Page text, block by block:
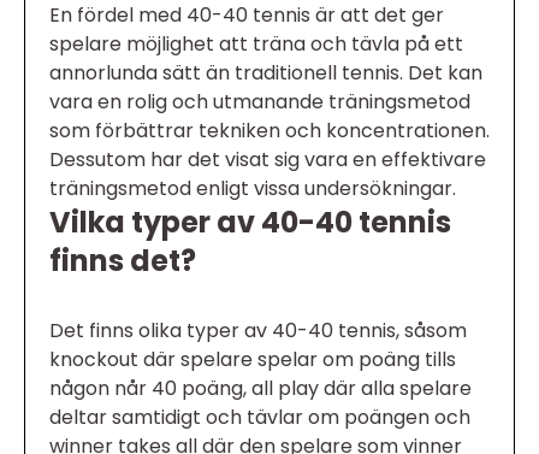
En fördel med 40-40 tennis är att det ger
spelare möjlighet att träna och tävla på ett
annorlunda sätt än traditionell tennis. Det kan
vara en rolig och utmanande träningsmetod
som förbättrar tekniken och koncentrationen.
Dessutom har det visat sig vara en effektivare
träningsmetod enligt vissa undersökningar.
Vilka typer av 40-40 tennis
finns det?
Det finns olika typer av 40-40 tennis, såsom
knockout där spelare spelar om poäng tills
någon når 40 poäng, all play där alla spelare
deltar samtidigt och tävlar om poängen och
winner takes all där den spelare som vinner